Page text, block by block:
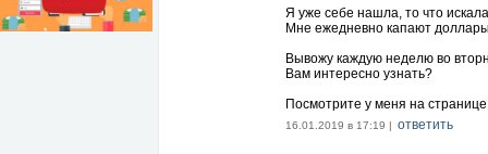
Я уже себе нашла, то что
Мне ежедневно капают
Вывожу каждую неделю во
Вам интересно узнать?
Посмотрите у меня на
16.01.2019 в 17:19 | ответить